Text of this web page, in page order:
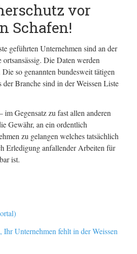
vor
Schafen!
geführten Unternehmen sind an der
ortsansässig. Die Daten werden
so genannten bundesweit tätigen
der Branche sind in der Weissen Liste
im Gegensatz zu fast allen anderen
Gewähr, an ein ordentlich
zu gelangen welches tatsächlich
Erledigung anfallender Arbeiten für
ist.
Unternehmen fehlt in der Weissen